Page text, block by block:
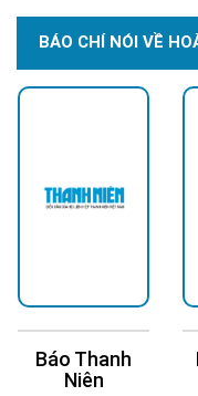
BÁO CHÍ NÓI VỀ
Báo Thanh
Niên